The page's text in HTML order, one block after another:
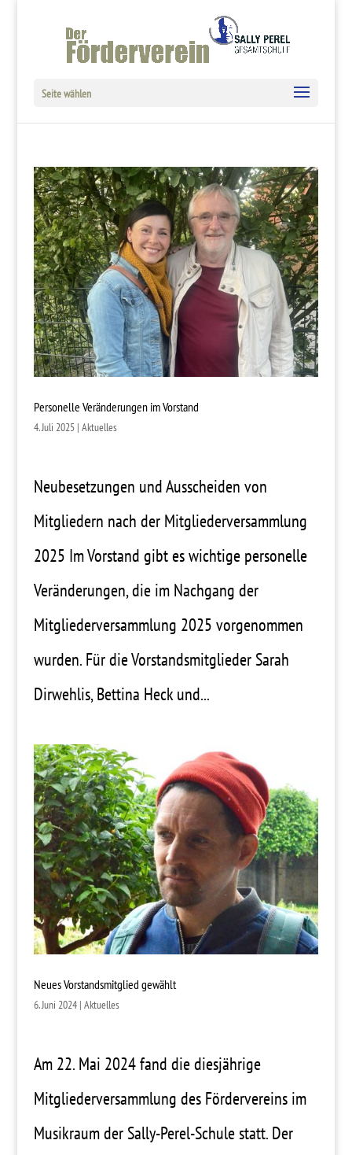
Seite wählen
Personelle Veränderungen im Vorstand
4. Juli 2025| Aktuelles
Neubesetzungen und Ausscheiden von
Mitgliedern nach der Mitgliederversammlung
2025 Im Vorstand gibt es wichtige personelle
Veränderungen, die im Nachgang der
Mitgliederversammlung 2025 vorgenommen
wurden. Für die Vorstandsmitglieder Sarah
Dirwehlis, Bettina Heck und...
Neues Vorstandsmitglied gewählt
6. Juni 2024| Aktuelles
Am 22. Mai 2024 fand die diesjährige
Mitgliederversammlung des Fördervereins im
Musikraum der Sally-Perel-Schule statt. Der